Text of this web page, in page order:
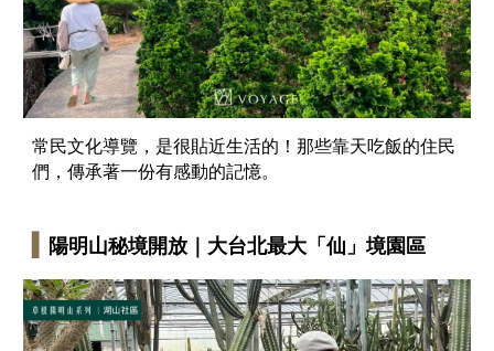
常民文化導覽，是很貼近生活的！那些靠天吃飯的住民
們，傳承著一份有感動的記憶。
陽明山秘境開放｜大台北最大「仙」境園區